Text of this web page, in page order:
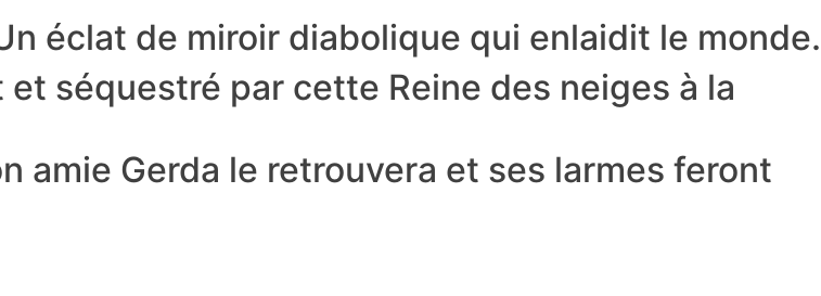
éclat de miroir diabolique qui enlaidit le monde.
séquestré par cette Reine des neiges à la
amie Gerda le retrouvera et ses larmes feront